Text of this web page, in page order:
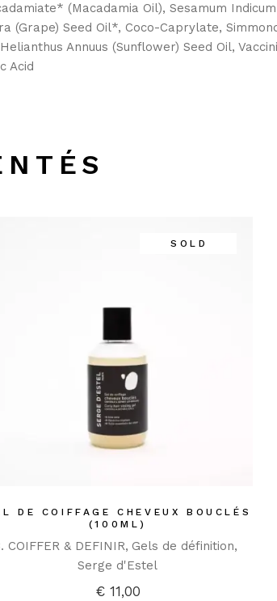
(Macadamia Oil), Sesamum
(Grape) Seed Oil*, Coco-Caprylate,
Annuus (Sunflower) Seed Oil,
Acid
SOLD
DE COIFFAGE CHEVEUX BOUCLÉS
(100ML)
COIFFER & DEFINIR Gels de définition
Serge d'Estel
€11,00